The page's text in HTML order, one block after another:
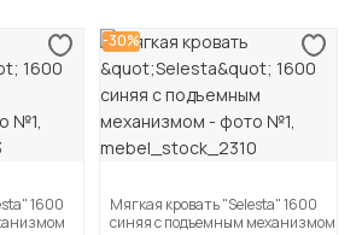
1600
-30%
Мягкая кровать "Selesta" 1600
синяя с подъемным механизмом